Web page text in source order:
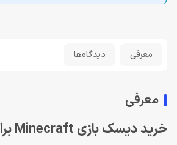
معرفی دیدگاه‌ها
معرفی
خرید دیسک بازی Minecraft برای XBOX